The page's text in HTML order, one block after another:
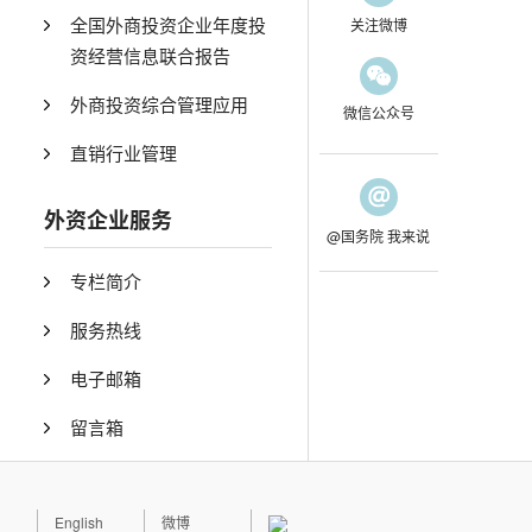
全国外商投资企业年度投
资经营信息联合报告
外商投资综合管理应用
直销行业管理
外资企业服务
专栏简介
服务热线
电子邮箱
留言箱
关注微博
微信公众号
@国务院 我来说
English 微博